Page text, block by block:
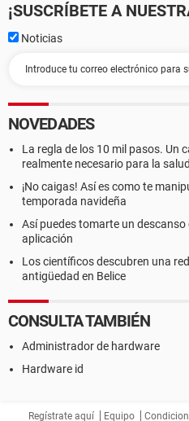
¡SUSCRÍBETE A
Noticias
NOVEDADES
La regla de los 10 mil pasos. Un
realmente necesario para la salud
¡No caigas! Así es como te
temporada navideña
Así puedes tomarte un
aplicación
Los científicos descubren una
antigüedad en Belice
CONSULTA TAMBIÉN
Administrador de hardware
Hardware id
Regístrate aquí Equipo